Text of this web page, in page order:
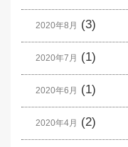
2020年8月 (3)
2020年7月 (1)
2020年6月 (1)
2020年4月 (2)